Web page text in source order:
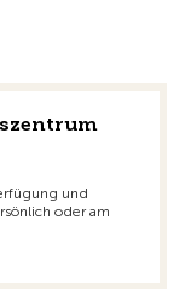
und
oder am